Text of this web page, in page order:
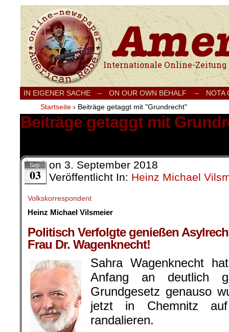
Internationale Onlinezeitung für Frieden,
IN EIGENER SACHE – ON OUR OWN BEHALF –
NOTA
Startseite › Beiträge getaggt mit "Grundrecht"
Beiträge getaggt mit
Sep.
03
on 3. September 2018
Veröffentlicht In: Heinz Michael
Volkskorrespondent
Heinz Michael Vilsmeier
Politisch Verfolgte genießen
Frau Dr. Wagenknecht!
Sahra Wagenknecht
Anfang an deutlich
Grundgesetz genauso
jetzt in Chemnitz
randalieren.